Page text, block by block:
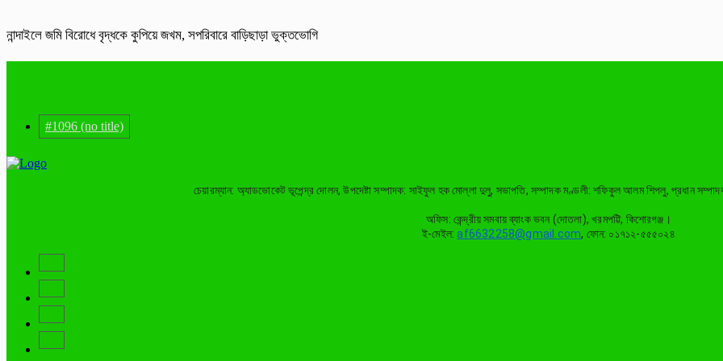
নান্দাইলে জমি বিরোধে বৃদ্ধকে কুপিয়ে জখম, সপরিবারে বাড়িছাড়া ভুক্তভোগি
#1096 (no title)
চেয়ারম্যান: অ্যাডভোকেট ভূপেন্দ্র দোলন, উপদেষ্টা সম্পাদক: সাইফুল হক মোল্লা দুলু, সভাপতি, সম্পাদক মণ্ডলী: শফিকুল আলম শিপলু, প্রধান
অফিস: কেন্দ্রীয় সমবায় ব্যাংক ভবন (দোতলা), খরমপট্টি, কিশোরগঞ্জ।
ই-মেইল:af6632258@gmail.com, ফোন: ০১৭১২-৫৫৫০২৪